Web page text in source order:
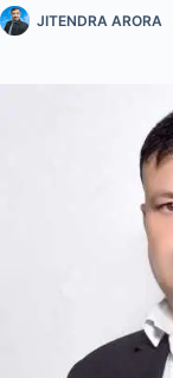
JITENDRA ARORA